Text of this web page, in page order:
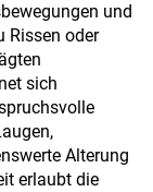
und
Rissen oder
sich
Alterung
erlaubt die